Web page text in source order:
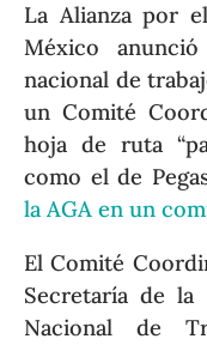
La Alianza por
México
nacional de
un Comité
hoja de ruta
como el de
la AGA en un
El Comité
Secretaría de
Nacional de